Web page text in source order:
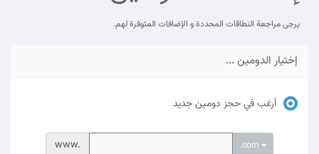
يرجى مراجعة النطاقات المحددة و الإضافات المتوفرة لهم.
إختيار الدومين ...
أرغب في حجز دومين جديد
www. .com